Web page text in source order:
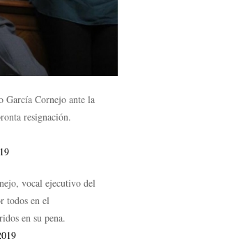
García Cornejo ante la
resignación.
vocal ejecutivo del
todos en el
en su pena.